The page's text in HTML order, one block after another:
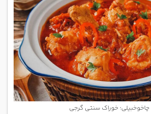
چاخوخبیلی؛ خوراک سنتی گرجی